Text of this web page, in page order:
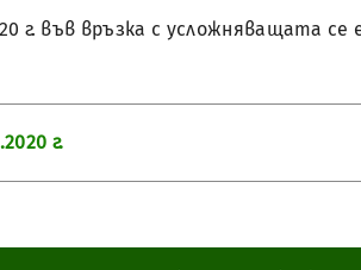
г. във връзка с усложняващата се
г.